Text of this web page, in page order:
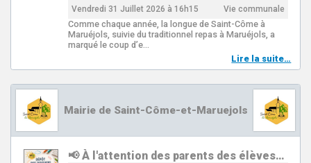
Vendredi 31 Juillet 2026 à 16h15 Vie communale
Comme chaque année, la longue de Saint-Côme à
Maruéjols, suivie du traditionnel repas à Maruéjols, a
marqué le coup d’e…
Lire la suite…
Mairie de Saint-Côme-et-Maruejols
📢 À l'attention des parents des élèves…